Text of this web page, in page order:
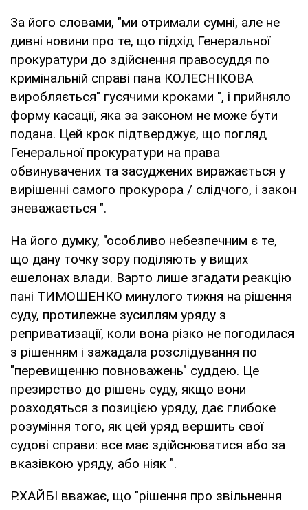
За його словами, "ми отримали сумні, але не
дивні новини про те, що підхід Генеральної
прокуратури до здійснення правосуддя по
кримінальній справі пана КОЛЕСНІКОВА
виробляється" гусячими кроками ", і прийняло
форму касації, яка за законом не може бути
подана. Цей крок підтверджує, що погляд
Генеральної прокуратури на права
обвинувачених та засуджених виражається у
вирішенні самого прокурора / слідчого, і закон
зневажається ".
На його думку, "особливо небезпечним є те,
що дану точку зору поділяють у вищих
ешелонах влади. Варто лише згадати реакцію
пані ТИМОШЕНКО минулого тижня на рішення
суду, протилежне зусиллям уряду з
реприватизації, коли вона різко не погодилася
з рішенням і зажадала розслідування по
"перевищенню повноважень" суддею. Це
презирство до рішень суду, якщо вони
розходяться з позицією уряду, дає глибоке
розуміння того, як цей уряд вершить свої
судові справи: все має здійснюватися або за
вказівкою уряду, або ніяк ".
Р.ХАЙБІ вважає, що "рішення про звільнення